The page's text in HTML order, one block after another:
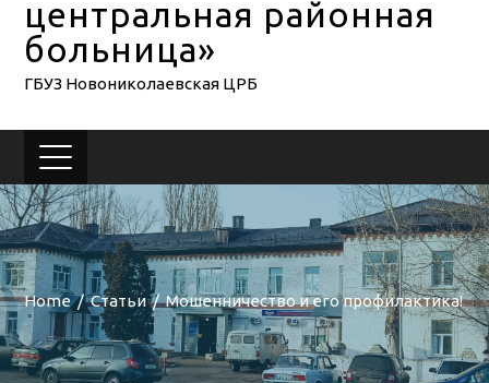
центральная районная
больница»
ГБУЗ Новониколаевская ЦРБ
Home Статьи Мошенничество и его профилактика!